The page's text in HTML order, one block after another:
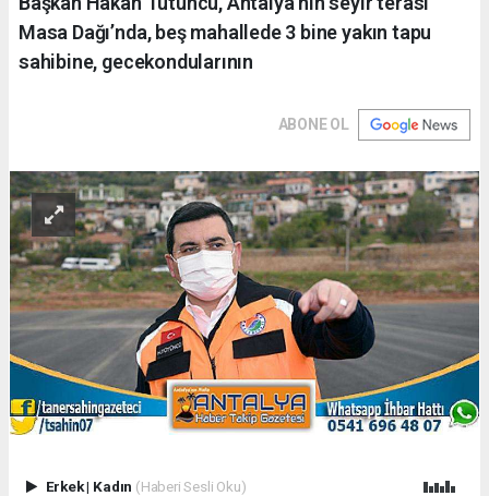
Masa Dağı’nda, beş mahallede 3 bine yakın tapu
sahibine, gecekondularının
ABONE OL
Erkek| Kadın (Haberi Sesli Oku)